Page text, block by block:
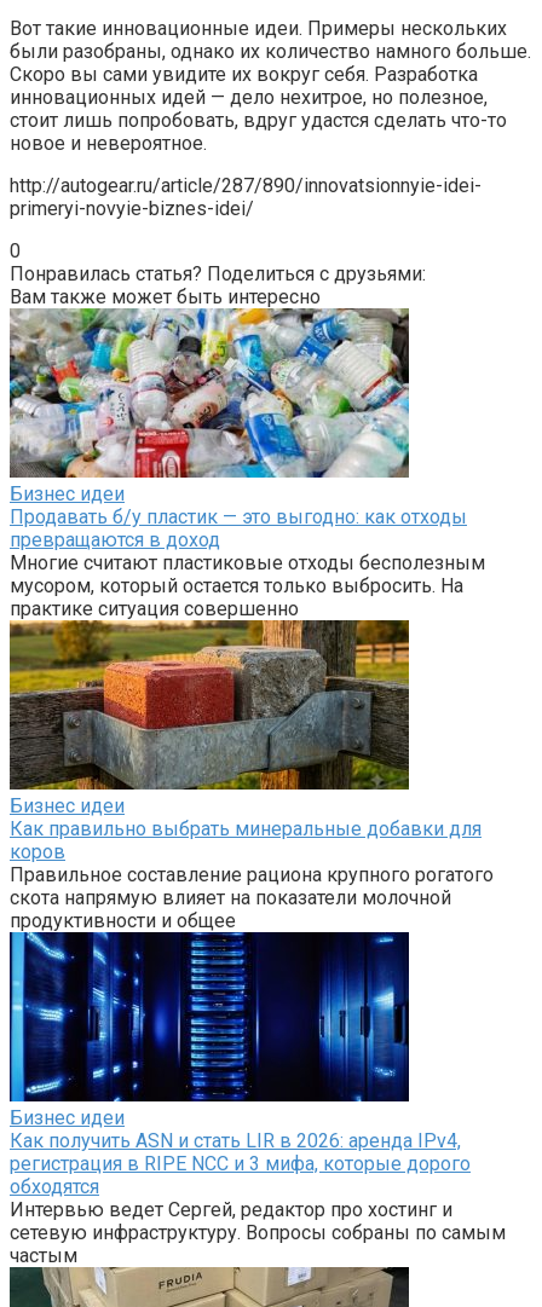
Вот такие инновационные идеи. Примеры нескольких
были разобраны, однако их количество намного больше.
Скоро вы сами увидите их вокруг себя. Разработка
инновационных идей — дело нехитрое, но полезное,
стоит лишь попробовать, вдруг удастся сделать что-то
новое и невероятное.
http://autogear.ru/article/287/890/innovatsionnyie-idei-
primeryi-novyie-biznes-idei/
0
Понравилась статья? Поделиться с друзьями:
Вам также может быть интересно
Бизнес идеи
Продавать б/у пластик — это выгодно: как отходы
превращаются в доход
Многие считают пластиковые отходы бесполезным
мусором, который остается только выбросить. На
практике ситуация совершенно
Бизнес идеи
Как правильно выбрать минеральные добавки для
коров
Правильное составление рациона крупного рогатого
скота напрямую влияет на показатели молочной
продуктивности и общее
Бизнес идеи
Как получить ASN и стать LIR в 2026: аренда IPv4,
регистрация в RIPE NCC и 3 мифа, которые дорого
обходятся
Интервью ведет Сергей, редактор про хостинг и
сетевую инфраструктуру. Вопросы собраны по самым
частым